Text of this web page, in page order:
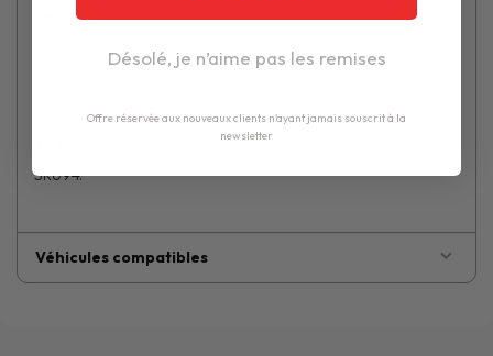
R 1150 GS (00 > 03)
: la platine Monokey est livrée avec le support
SR694.
Véhicules compatibles
Désolé, je n’aime pas les remises
Offre réservée aux nouveaux clients n'ayant jamais souscrit à la
newsletter